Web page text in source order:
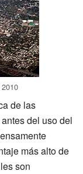
de las
del uso del
más alto de
son